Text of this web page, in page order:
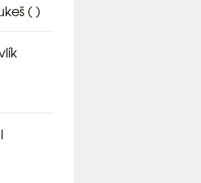
( )